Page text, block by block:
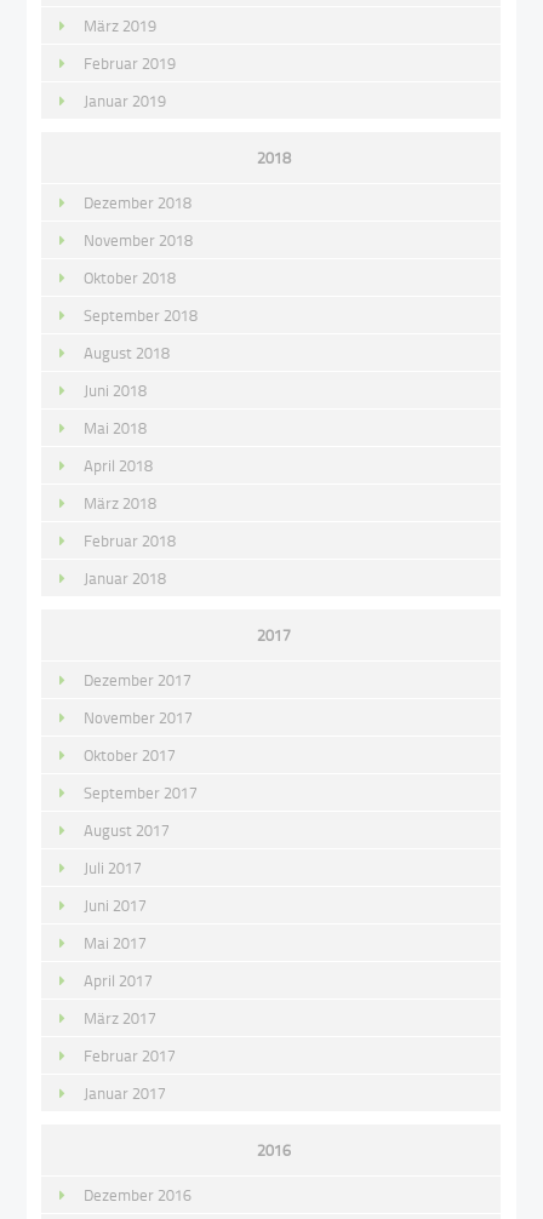
März 2019
Februar 2019
Januar 2019
2018
Dezember 2018
November 2018
Oktober 2018
September 2018
August 2018
Juni 2018
Mai 2018
April 2018
März 2018
Februar 2018
Januar 2018
2017
Dezember 2017
November 2017
Oktober 2017
September 2017
August 2017
Juli 2017
Juni 2017
Mai 2017
April 2017
März 2017
Februar 2017
Januar 2017
2016
Dezember 2016